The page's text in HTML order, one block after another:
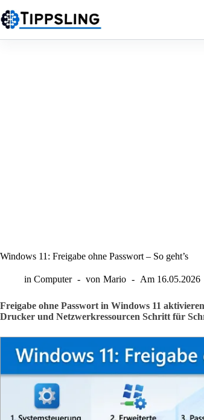
Inhalt
springen
Windows 11: Freigabe ohne Passwort – So geht’s
in Computer von Mario Am 16.05.2026
Freigabe ohne Passwort in Windows 11
Drucker und Netzwerkressourcen Schritt für